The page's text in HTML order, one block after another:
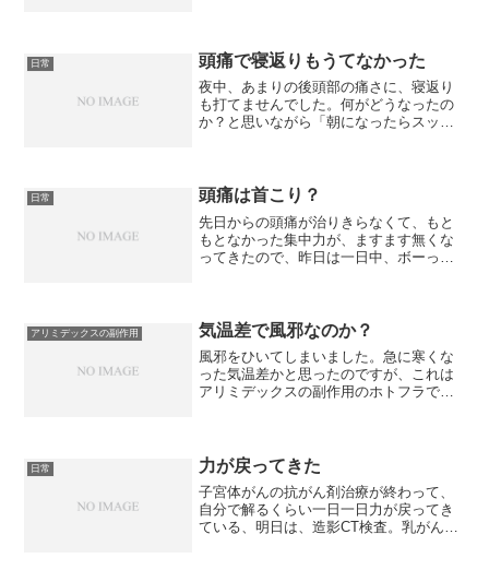
出たので行ってきました。結...
日常 頭痛で寝返りもうてなかった
夜中、あまりの後頭部の痛さに、寝返り
も打てませんでした。何がどうなったの
か？と思いながら「朝になったらスッキ
ことができました。どこか...
日常 頭痛は首こり？
先日からの頭痛が治りきらなくて、もと
もとなかった集中力が、ますます無くな
ってきたので、昨日は一日中、ボーっと
骨院に行ってきました。1...
アリミデックスの副作用 気温差で風邪なのか？
風邪をひいてしまいました。急に寒くな
った気温差かと思ったのですが、これは
アリミデックスの副作用のホトフラで汗
思ったら、急に汗が引いて...
日常 力が戻ってきた
子宮体がんの抗がん剤治療が終わって、
自分で解るくらい一日一日力が戻ってき
ている、明日は、造影CT検査。乳がんの